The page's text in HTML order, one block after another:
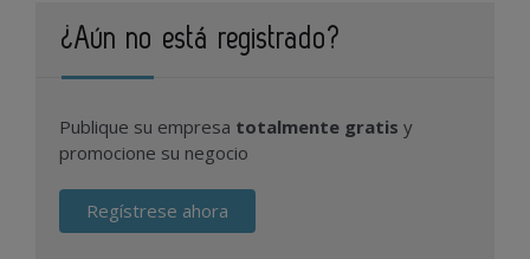
¿Aún no está registrado?
Publique su empresa totalmente gratis y
promocione su negocio
Regístrese ahora